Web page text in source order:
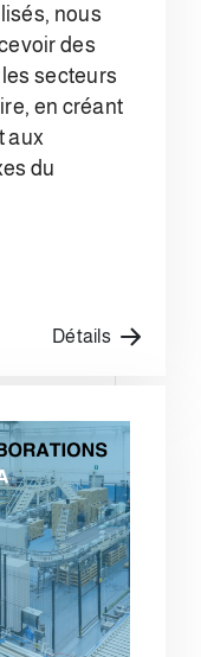
nous
des
secteurs
en créant
aux
du
Détails